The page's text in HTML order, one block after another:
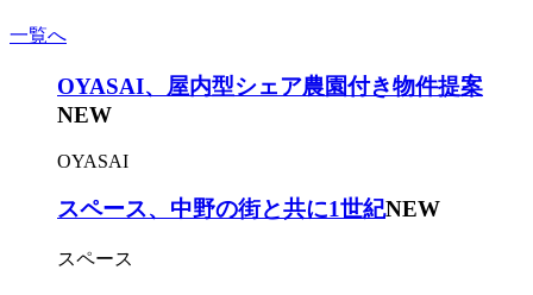
一覧へ
OYASAI、屋内型シェア農園付き物件提案
NEW
OYASAI
スペース、中野の街と共に1世紀NEW
スペース